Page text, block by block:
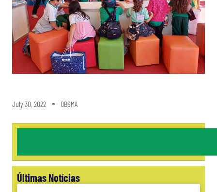
July 30, 2022 OBSMA
Últimas Notícias